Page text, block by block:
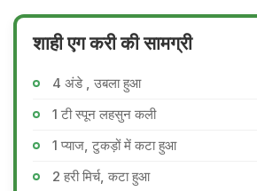
शाही एग करी की सामग्री
4 अंडे , उबला हुआ
1 टी स्पून लहसुन कली
1 प्याज, टुकड़ों में कटा हुआ
2 हरी मिर्च, कटा हुआ